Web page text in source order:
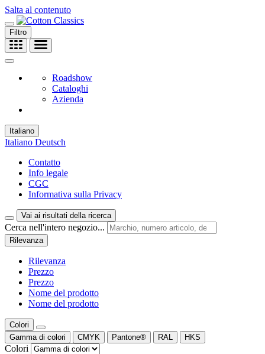
Salta al contenuto
Filtro
Roadshow
Cataloghi
Azienda
Italiano
Italiano Deutsch
Contatto
Info legale
CGC
Informativa sulla Privacy
Vai ai risultati della ricerca
Cerca nell'intero negozio...
Rilevanza
Rilevanza
Prezzo
Prezzo
Nome del prodotto
Nome del prodotto
Colori
Gamma di colori
CMYK Pantone® RAL HKS
Colori